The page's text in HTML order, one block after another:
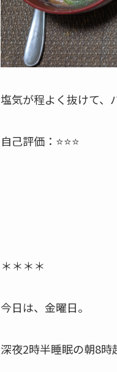
塩気が程よく抜けて、
自己評価：⭐️⭐️⭐️
＊＊＊＊
今日は、金曜日。
深夜2時半睡眠の朝8時